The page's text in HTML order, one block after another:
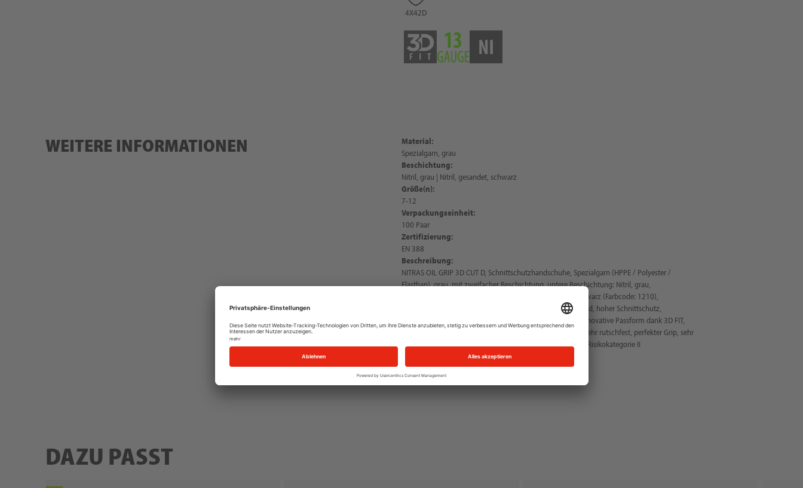
4X42D
WEITERE INFORMATIONEN
Material:
Spezialgarn, grau
Beschichtung:
Nitril, grau | Nitril, gesandet, schwarz
Größe(n):
7-12
Verpackungseinheit:
100 Paar
Zertifizierung:
EN 388
Beschreibung:
NITRAS OIL GRIP 3D CUT D, Schnittschutzhandschuhe, Spezialgarn (HPPE / Polyester /
Elasthan), grau, mit zweifacher Beschichtung, untere Beschichtung: Nitril, grau,
vollbeschichtet, obere Beschichtung: gesandetes Nitril, schwarz (Farbcode: 1210),
teilbeschichtet auf Innenhand und Fingerkuppen, Strickbund, hoher Schnittschutz,
wasserabweisend, höchste Fingerfertigkeit, perfekte und innovative Passform dank 3D FIT,
einzigartiger Tragekomfort und Schutz für den Anwender, sehr rutschfest, perfekter Grip, sehr
hohe Abriebfestigkeit, sehr guter Trocken- und Ölgriff, PSA-Risikokategorie II
DAZU PASST